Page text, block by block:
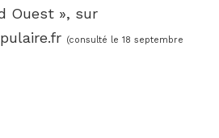
Ouest », sur
(consulté le 18 septembre